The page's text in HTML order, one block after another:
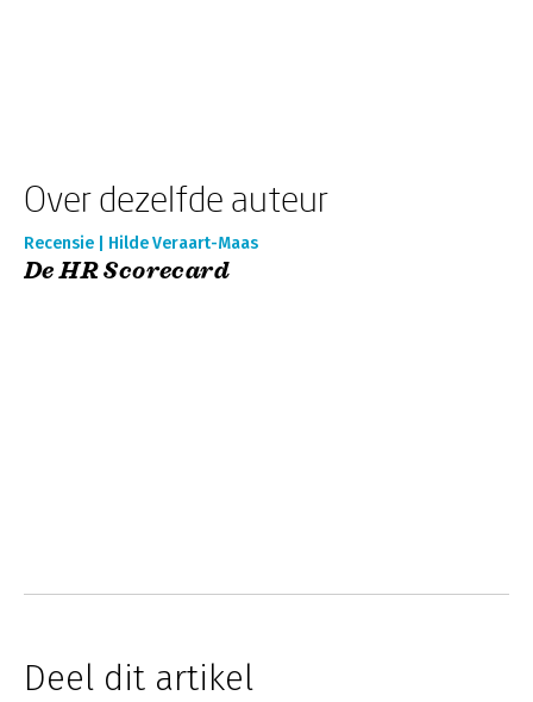
Over dezelfde auteur
Recensie | Hilde Veraart-Maas
De HR Scorecard
Deel dit artikel